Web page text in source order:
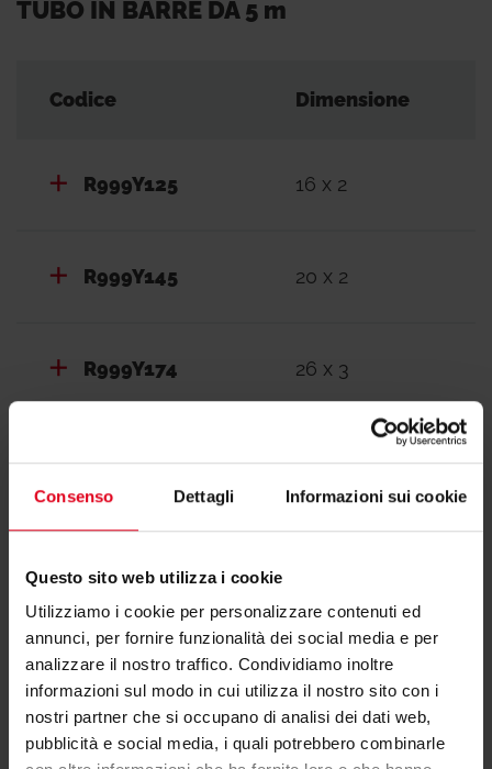
Consenso Dettagli Informazioni sui cookie
Questo sito web utilizza i cookie
Utilizziamo i cookie per personalizzare contenuti ed
annunci, per fornire funzionalità dei social media e per
analizzare il nostro traffico. Condividiamo inoltre
informazioni sul modo in cui utilizza il nostro sito con i
nostri partner che si occupano di analisi dei dati web,
pubblicità e social media, i quali potrebbero combinarle
TUBO IN BARRE DA 5 m
Codice Dimensione
R999Y125 16 x 2
R999Y145 20 x 2
R999Y174 26 x 3
R999Y184 32 x 3
R999GY150 50 x 4
R999GY163 63 x 4,5